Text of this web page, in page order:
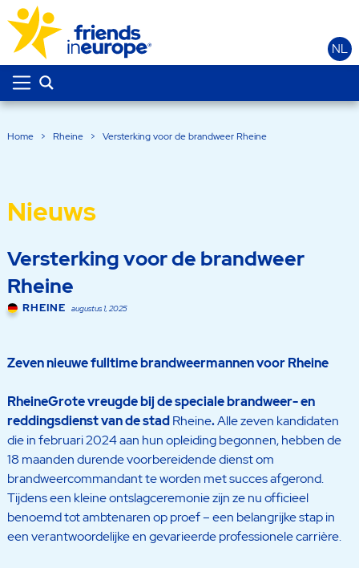
NL
Home > Rheine > Versterking voor de brandweer Rheine
Nieuws
Versterking voor de brandweer
Rheine
RHEINE augustus 1, 2025
Zeven nieuwe fulltime brandweermannen voor Rheine
RheineGrote vreugde bij de speciale brandweer- en
reddingsdienst van de stadRheine.Alle zeven kandidaten
die in februari 2024 aan hun opleiding begonnen, hebben de
18 maanden durende voorbereidende dienst om
brandweercommandant te worden met succes afgerond.
Tijdens een kleine ontslagceremonie zijn ze nu officieel
benoemd tot ambtenaren op proef – een belangrijke stap in
een verantwoordelijke en gevarieerde professionele carrière.